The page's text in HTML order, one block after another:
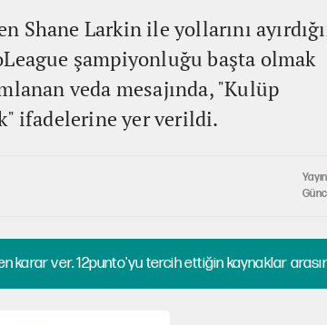
Larkin ile yollarını
şampiyonluğu başta olmak
veda mesajında, "Kulüp
ifadelerine yer verildi.
karar ver. 12punto'yu tercih ettiğin kaynaklar